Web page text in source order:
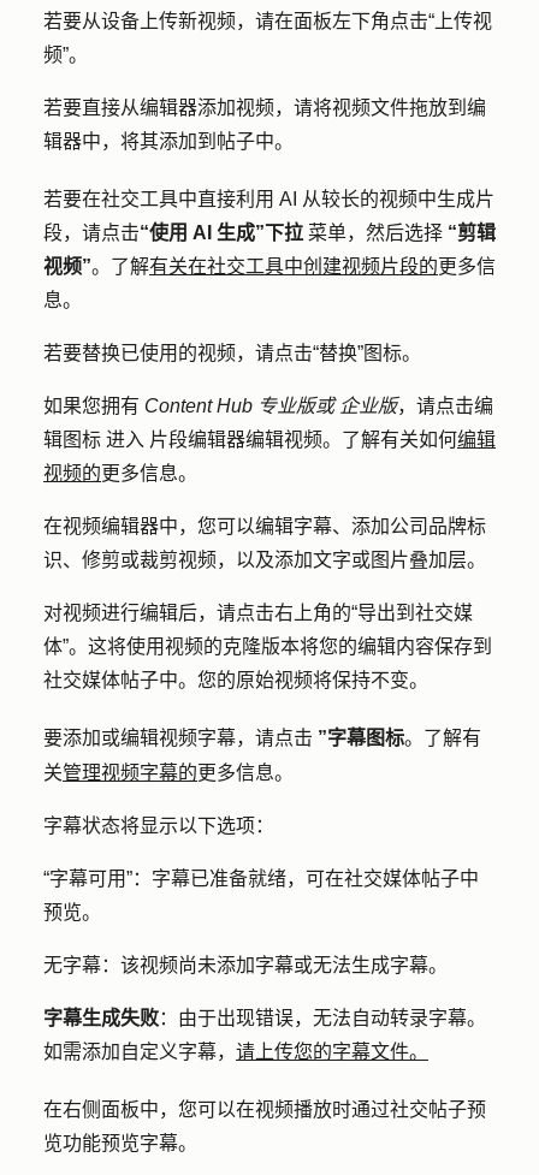
若要从设备上传新视频，请在面板左下角点击“上传视
频”。
若要直接从编辑器添加视频，请将视频文件拖放到编
辑器中，将其添加到帖子中。
若要在社交工具中直接利用 AI 从较长的视频中生成片
段，请点击“使用 AI 生成”下拉 菜单，然后选择 “剪辑
视频”。了解有关在社交工具中创建视频片段的更多信
息。
若要替换已使用的视频，请点击“替换”图标。
如果您拥有 Content Hub 专业版或 企业版，请点击编
辑图标 进入 片段编辑器编辑视频。了解有关如何编辑
视频的更多信息。
在视频编辑器中，您可以编辑字幕、添加公司品牌标
识、修剪或裁剪视频，以及添加文字或图片叠加层。
对视频进行编辑后，请点击右上角的“导出到社交媒
体”。这将使用视频的克隆版本将您的编辑内容保存到
社交媒体帖子中。您的原始视频将保持不变。
要添加或编辑视频字幕，请点击 ”字幕图标。了解有
关管理视频字幕的更多信息。
字幕状态将显示以下选项：
“字幕可用”：字幕已准备就绪，可在社交媒体帖子中
预览。
无字幕：该视频尚未添加字幕或无法生成字幕。
字幕生成失败：由于出现错误，无法自动转录字幕。
如需添加自定义字幕， 请上传您的字幕文件。
在右侧面板中，您可以在视频播放时通过社交帖子预
览功能预览字幕。